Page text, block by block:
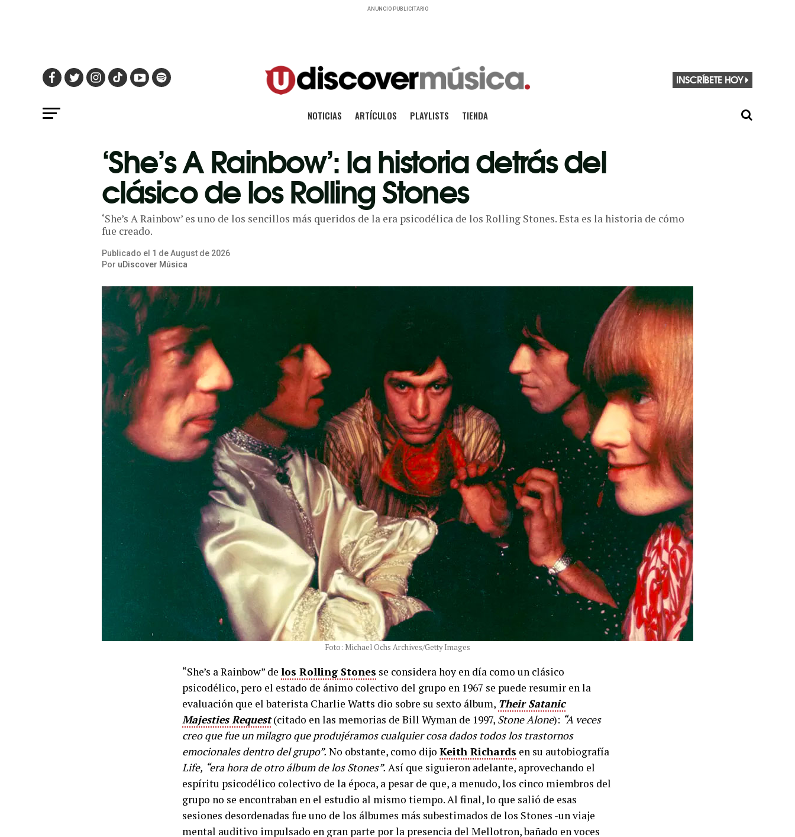
ANUNCIO PUBLICITARIO
INSCRÍBETE HOY
NOTICIAS ARTÍCULOS PLAYLISTS TIENDA
‘She’s A Rainbow’: la historia detrás del
clásico de los Rolling Stones
‘She’s A Rainbow’ es uno de los sencillos más queridos de la era psicodélica de los Rolling Stones. Esta es la historia de cómo
fue creado.
Publicado el 1 deAugust de 2026
Por uDiscover Música
Foto: Michael Ochs Archives/Getty Images
“She’s a Rainbow” de los Rolling Stones se considera hoy en día como un clásico
psicodélico, pero el estado de ánimo colectivo del grupo en 1967 se puede resumir en la
evaluación que el baterista Charlie Watts dio sobre su sexto álbum, Their Satanic
Majesties Request(citado en las memorias de Bill Wyman de 1997, Stone Alone): “A veces
creo que fue un milagro que produjéramos cualquier cosa dados todos los trastornos
emocionales dentro del grupo”. No obstante, como dijo Keith Richards en su autobiografía
Life, “era hora de otro álbum de los Stones”. Así que siguieron adelante, aprovechando el
espíritu psicodélico colectivo de la época, a pesar de que, a menudo, los cinco miembros del
grupo no se encontraban en el estudio al mismo tiempo. Al final, lo que salió de esas
sesiones desordenadas fue uno de los álbumes más subestimados de los Stones -un viaje
mental auditivo impulsado en gran parte por la presencia del Mellotron, bañado en voces